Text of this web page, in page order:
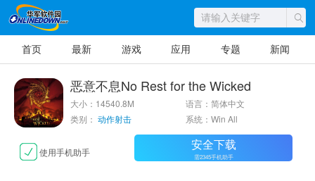
首页 最新 游戏 应用 专题 新闻
恶意不息No Rest for the Wicked
大小：14540.8M
语言：简体中文
类别： 动作射击 系统：Win All
使用手机助手 安全下载
需2345手机助手